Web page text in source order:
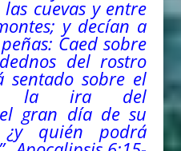
cuevas y entre
y decían a
Caed sobre
del rostro
sentado sobre el
la ira del
gran día de su
quién podrá